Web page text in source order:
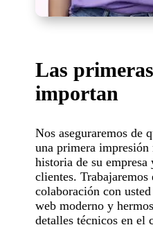
Las
importan
Nos aseguraremos de
una primera impresión
historia de su empresa
clientes. Trabajaremos
colaboración con
web moderno y
detalles técnicos en el